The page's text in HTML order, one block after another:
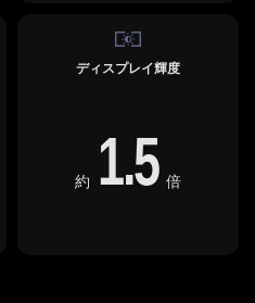
ディスプレイ輝度
約 1.5 倍